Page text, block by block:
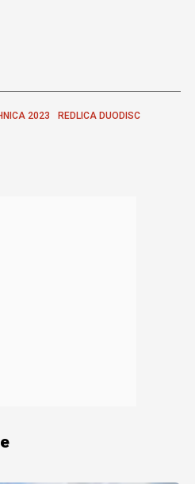
2023
REDLICA DUODISC